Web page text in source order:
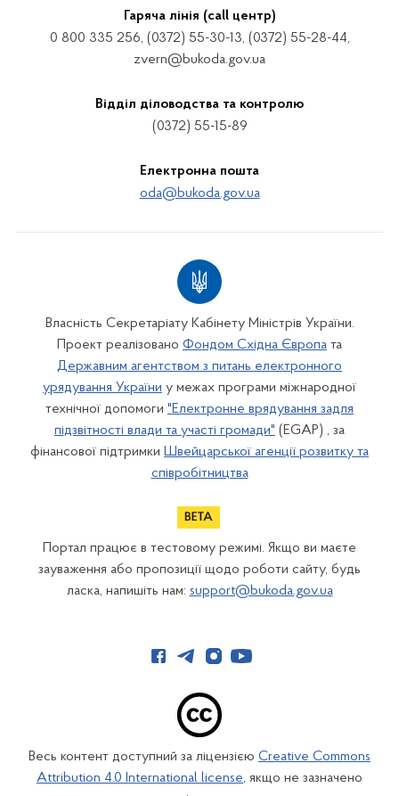
Гаряча лінія (call центр)
0 800 335 256, (0372) 55-30-13, (0372) 55-28-44,
zvern@bukoda.gov.ua
Відділ діловодства та контролю
(0372) 55-15-89
Електронна пошта
oda@bukoda.gov.ua
Власність Секретаріату Кабінету Міністрів України.
Проект реалізовано Фондом Східна Європа та
Державним агентством з питань електронного
урядування України у межах програми міжнародної
технічної допомоги "Електронне врядування задля
підзвітності влади та участі громади" (EGAP) , за
фінансової підтримки Швейцарської агенції розвитку та
співробітництва
Портал працює в тестовому режимі. Якщо ви маєте
зауваження або пропозиції щодо роботи сайту, будь
ласка, напишіть нам: support@bukoda.gov.ua
Весь контент доступний за ліцензією Creative Commons
Attribution 4.0 International license, якщо не зазначено